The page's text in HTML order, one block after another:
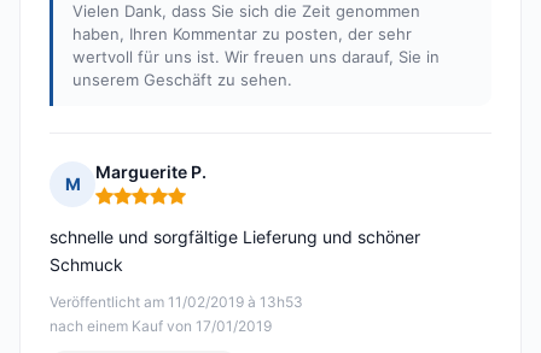
Vielen Dank, dass Sie sich die Zeit genommen
haben, Ihren Kommentar zu posten, der sehr
wertvoll für uns ist. Wir freuen uns darauf, Sie in
unserem Geschäft zu sehen.
M
Marguerite P.
Hinweis: 5 von 5
Veröffentlicht am 11/02/2019 à 13h53
nach einem Kauf von 17/01/2019
schnelle und sorgfältige Lieferung und schöner
Schmuck